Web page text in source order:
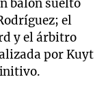
balón suelto
el
y el árbitro
por Kuyt